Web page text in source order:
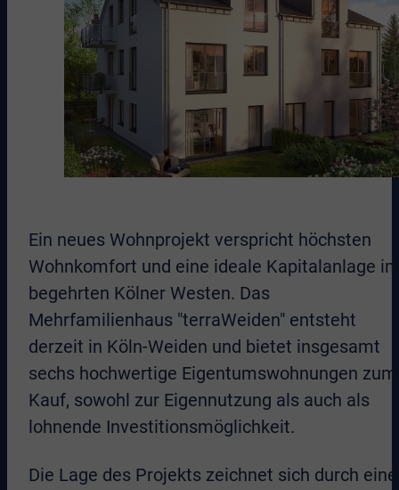
Ein neues Wohnprojekt verspricht höchsten
Wohnkomfort und eine ideale Kapitalanlage
begehrten Kölner Westen. Das
Mehrfamilienhaus "terraWeiden" entsteht
derzeit in Köln-Weiden und bietet insgesamt
sechs hochwertige Eigentumswohnungen zum
Kauf, sowohl zur Eigennutzung als auch als
lohnende Investitionsmöglichkeit.
Die Lage des Projekts zeichnet sich durch eine